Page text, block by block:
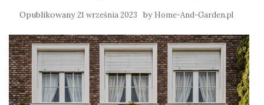
Opublikowany21 września 2023 by Home-And-Garden.pl